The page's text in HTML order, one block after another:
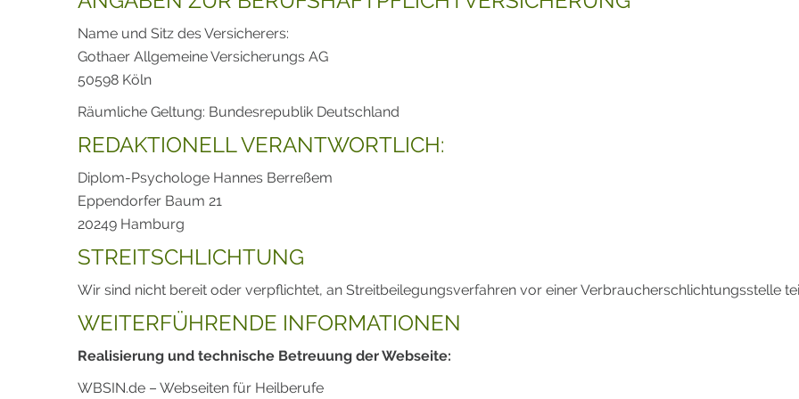
Name und Sitz des Versicherers:
Gothaer Allgemeine Versicherungs AG
50598 Köln
Räumliche Geltung: Bundesrepublik Deutschland
REDAKTIONELL VERANTWORTLICH:
Diplom-Psychologe Hannes Berreßem
Eppendorfer Baum 21
20249 Hamburg
STREITSCHLICHTUNG
Wir sind nicht bereit oder verpflichtet, an Streitbeilegungsverfahren vor einer Verbraucherschlichtungsstelle
WEITERFÜHRENDE INFORMATIONEN
Realisierung und technische Betreuung der Webseite:
WBSIN.de – Webseiten für Heilberufe